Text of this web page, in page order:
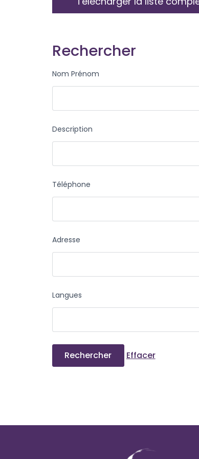
Rechercher
Nom Prénom
Description
Téléphone
Adresse
Langues
Effacer